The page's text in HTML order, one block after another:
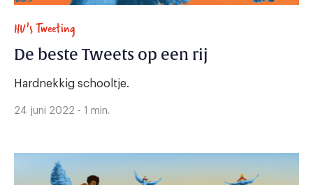
HU's Tweeting
De beste Tweets op een rij
Hardnekkig schooltje.
24 juni 2022 - 1 min.